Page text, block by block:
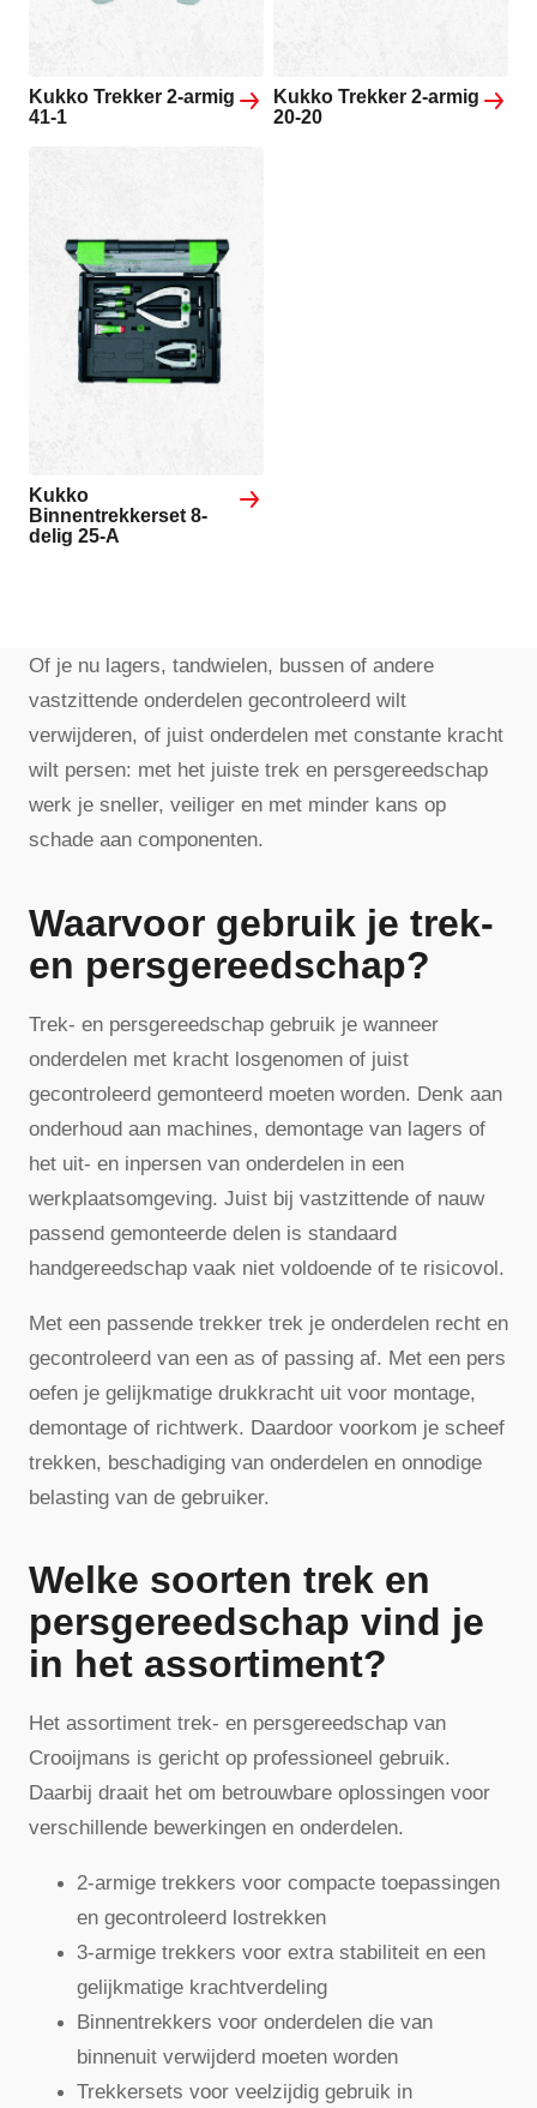
Kukko Trekker 2-armig
41-1
Kukko Trekker 2-armig
20-20
Kukko
Binnentrekkerset 8-
delig 25-A
Of je nu lagers, tandwielen, bussen of andere
vastzittende onderdelen gecontroleerd wilt
verwijderen, of juist onderdelen met constante kracht
wilt persen: met het juiste trek en persgereedschap
werk je sneller, veiliger en met minder kans op
schade aan componenten.
Waarvoor gebruik je trek-
en persgereedschap?
Trek- en persgereedschap gebruik je wanneer
onderdelen met kracht losgenomen of juist
gecontroleerd gemonteerd moeten worden. Denk aan
onderhoud aan machines, demontage van lagers of
het uit- en inpersen van onderdelen in een
werkplaatsomgeving. Juist bij vastzittende of nauw
passend gemonteerde delen is standaard
handgereedschap vaak niet voldoende of te risicovol.
Met een passende trekker trek je onderdelen recht en
gecontroleerd van een as of passing af. Met een pers
oefen je gelijkmatige drukkracht uit voor montage,
demontage of richtwerk. Daardoor voorkom je scheef
trekken, beschadiging van onderdelen en onnodige
belasting van de gebruiker.
Welke soorten trek en
persgereedschap vind je
in het assortiment?
Het assortiment trek- en persgereedschap van
Crooijmans is gericht op professioneel gebruik.
Daarbij draait het om betrouwbare oplossingen voor
verschillende bewerkingen en onderdelen.
2-armige trekkers voor compacte toepassingen
en gecontroleerd lostrekken
3-armige trekkers voor extra stabiliteit en een
gelijkmatige krachtverdeling
Binnentrekkers voor onderdelen die van
binnenuit verwijderd moeten worden
Trekkersets voor veelzijdig gebruik in